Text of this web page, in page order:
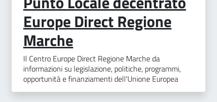
Europe Direct Regione
Marche
Il Centro Europe Direct Regione Marche da
informazioni su legislazione, politiche, programmi,
opportunità e finanziamenti dell'Unione Europea